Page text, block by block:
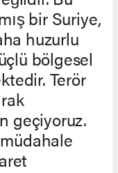
bir Suriye,
huzurlu
bölgesel
Terör
geçiyoruz.